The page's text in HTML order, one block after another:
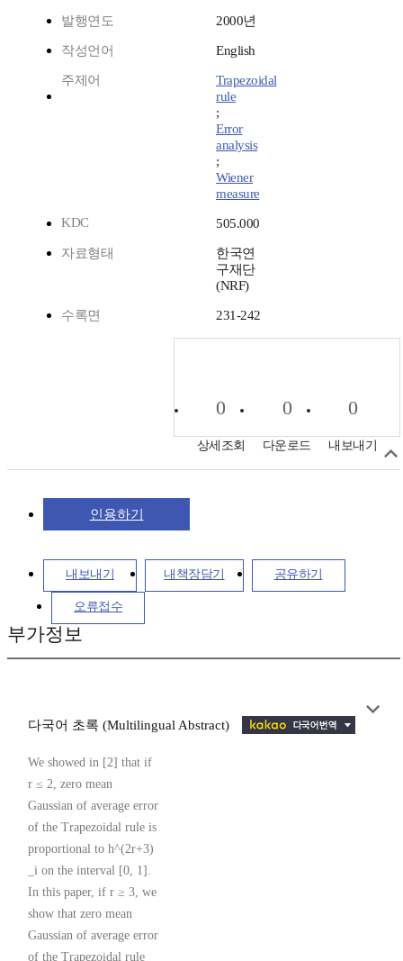
발행연도 2000년
작성언어 English
주제어
Trapezoidal
rule
;
Error
analysis
;
Wiener
measure
KDC
505.000
자료형태
한국연
구재단
(NRF)
수록면 231-242
0
상세조회
0
다운로드
0
내보내기
인용하기
내보내기 내책장담기 공유하기
오류접수
부가정보
다국어 초록 (Multilingual Abstract)
We showed in [2] that if
r ≤ 2, zero mean
Gaussian of average error
of the Trapezoidal rule is
proportional to h^(2r+3)
_i on the interval [0, 1].
In this paper, if r ≥ 3, we
show that zero mean
Gaussian of average error
of the Trapezoidal rule